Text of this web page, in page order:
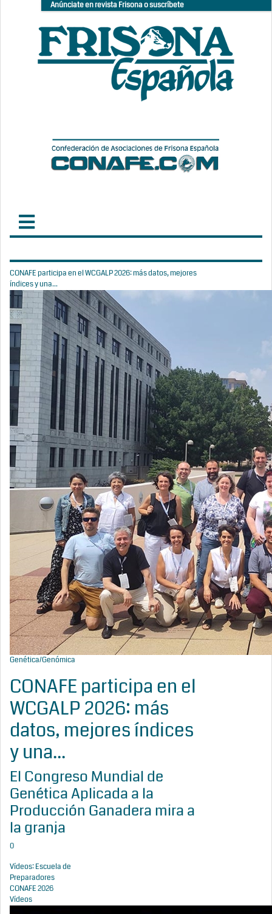
Anúnciate en revista Frisona o suscríbete
CONAFE participa en el WCGALP 2026: más datos, mejores
índices y una...
Genética/Genómica
CONAFE participa en el
WCGALP 2026: más
datos, mejores índices
y una...
El Congreso Mundial de
Genética Aplicada a la
Producción Ganadera mira a
la granja
0
Vídeos: Escuela de
Preparadores
CONAFE 2026
Vídeos